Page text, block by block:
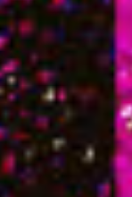
Wijkfestival
Culturele Broedplaats